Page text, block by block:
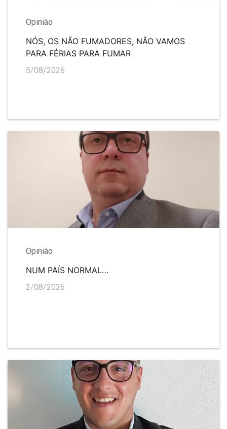
Opinião
NÓS, OS NÃO FUMADORES, NÃO VAMOS
PARA FÉRIAS PARA FUMAR
5/08/2026
Opinião
NUM PAÍS NORMAL…
2/08/2026